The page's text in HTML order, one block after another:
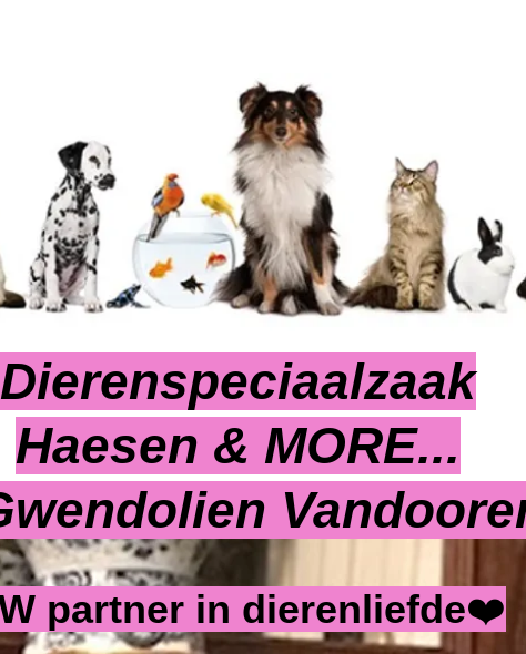
Dierenspeciaalzaak
Haesen & MORE...
partner in dierenliefde❤️